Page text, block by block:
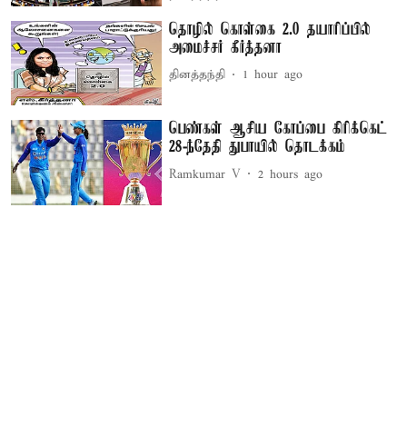
தொழில் கொள்கை 2.0 தயாரிப்பில்
அமைச்சர் கீர்த்தனா
தினத்தந்தி 1 hour ago
பெண்கள் ஆசிய கோப்பை கிரிக்கெட்
28-ந்தேதி துபாயில் தொடக்கம்
Ramkumar V 2 hours ago